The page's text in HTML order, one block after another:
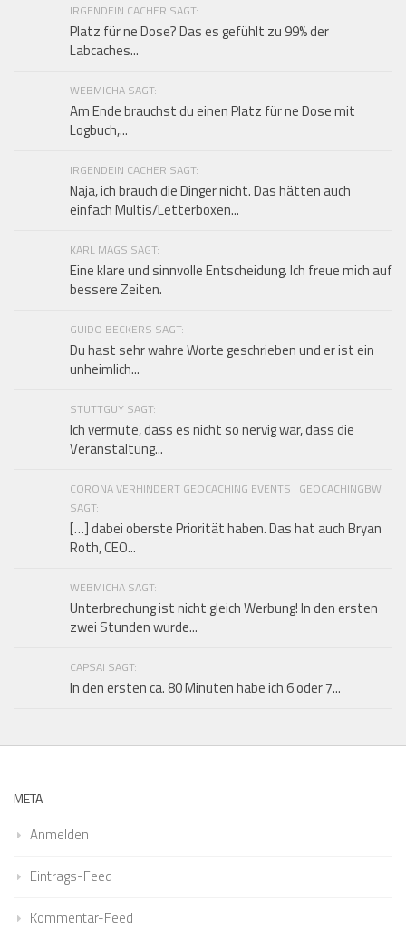
IRGENDEIN CACHER SAGT:
Platz für ne Dose? Das es gefühlt zu 99% der
Labcaches...
WEBMICHA SAGT:
Am Ende brauchst du einen Platz für ne Dose mit
Logbuch,...
IRGENDEIN CACHER SAGT:
Naja, ich brauch die Dinger nicht. Das hätten auch
einfach Multis/Letterboxen...
KARL MAGS SAGT:
Eine klare und sinnvolle Entscheidung. Ich freue mich auf
bessere Zeiten.
GUIDO BECKERS SAGT:
Du hast sehr wahre Worte geschrieben und er ist ein
unheimlich...
STUTTGUY SAGT:
Ich vermute, dass es nicht so nervig war, dass die
Veranstaltung...
CORONA VERHINDERT GEOCACHING EVENTS | GEOCACHINGBW
SAGT:
[…] dabei oberste Priorität haben. Das hat auch Bryan
Roth, CEO...
WEBMICHA SAGT:
Unterbrechung ist nicht gleich Werbung! In den ersten
zwei Stunden wurde...
CAPSAI SAGT:
In den ersten ca. 80 Minuten habe ich 6 oder 7...
META
Anmelden
Eintrags-Feed
Kommentar-Feed